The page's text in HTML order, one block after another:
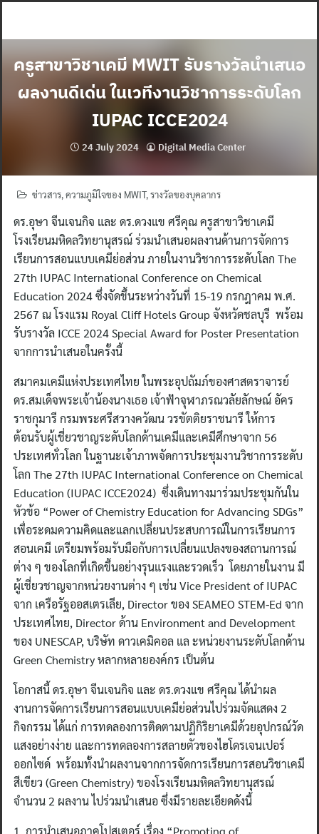
ครูสาขาวิชาเคมี MWIT รับรางวัลนำเสนอ
ผลงานดีเด่น ในเวทีงานวิชาการระดับโลก
IUPAC ICCE2024
24 July 2024 Digital Media Center
ข่าวสาร,ความภูมิใจของ MWIT,รางวัลของบุคลากร
ดร.อุษา จีนเจนกิจ และ ดร.ดวงแข ศรีคุณ ครูสาขาวิชาเคมี
โรงเรียนมหิดลวิทยานุสรณ์ ร่วมนำเสนอผลงานด้านการจัดการ
เรียนการสอนแบบเคมีย่อส่วน ภายในงานวิชาการระดับโลก The
27th IUPAC International Conference on Chemical
Education 2024 ซึ่งจัดขึ้นระหว่างวันที่ 15-19 กรกฎาคม พ.ศ.
2567 ณ โรงแรม Royal Cliff Hotels Group จังหวัดชลบุรี พร้อม
รับรางวัล ICCE 2024 Special Award for Poster Presentation
จากการนำเสนอในครั้งนี้
สมาคมเคมีแห่งประเทศไทย ในพระอุปถัมภ์ของศาสตราจารย์
ดร.สมเด็จพระเจ้าน้องนางเธอ เจ้าฟ้าจุฬาภรณวลัยลักษณ์ อัคร
ราชกุมารี กรมพระศรีสวางควัฒน วรขัตติยราชนารี ให้การ
ต้อนรับผู้เชี่ยวชาญระดับโลกด้านเคมีและเคมีศึกษาจาก 56
ประเทศทั่วโลก ในฐานะเจ้าภาพจัดการประชุมงานวิชาการระดับ
โลก The 27th IUPAC International Conference on Chemical
Education (IUPAC ICCE2024) ซึ่งเดินทางมาร่วมประชุมกันใน
หัวข้อ “Power of Chemistry Education for Advancing SDGs”
เพื่อระดมความคิดและแลกเปลี่ยนประสบการณ์ในการเรียนการ
สอนเคมี เตรียมพร้อมรับมือกับการเปลี่ยนแปลงของสถานการณ์
ต่าง ๆ ของโลกที่เกิดขึ้นอย่างรุนแรงและรวดเร็ว โดยภายในงาน มี
ผู้เชี่ยวชาญจากหน่วยงานต่าง ๆ เช่น Vice President of IUPAC
จาก เครือรัฐออสเตรเลีย, Director ของ SEAMEO STEM-Ed จาก
ประเทศไทย, Director ด้าน Environment and Development
ของ UNESCAP, บริษัท ดาวเคมิคอล แล ะหน่วยงานระดับโลกด้าน
Green Chemistry หลากหลายองค์กร เป็นต้น
โอกาสนี้ ดร.อุษา จีนเจนกิจ และ ดร.ดวงแข ศรีคุณ ได้นำผล
งานการจัดการเรียนการสอนแบบเคมีย่อส่วนไปร่วมจัดแสดง 2
กิจกรรม ได้แก่ การทดลองการติดตามปฏิกิริยาเคมีด้วยอุปกรณ์วัด
แสงอย่างง่าย และการทดลองการสลายตัวของไฮโดรเจนเปอร์
ออกไซด์ พร้อมทั้งนำผลงานจากการจัดการเรียนการสอนวิชาเคมี
สีเขียว (Green Chemistry) ของโรงเรียนมหิดลวิทยานุสรณ์
จำนวน 2 ผลงาน ไปร่วมนำเสนอ ซึ่งมีรายละเอียดดังนี้
1. การนำเสนอภาคโปสเตอร์ เรื่อง “Promoting of